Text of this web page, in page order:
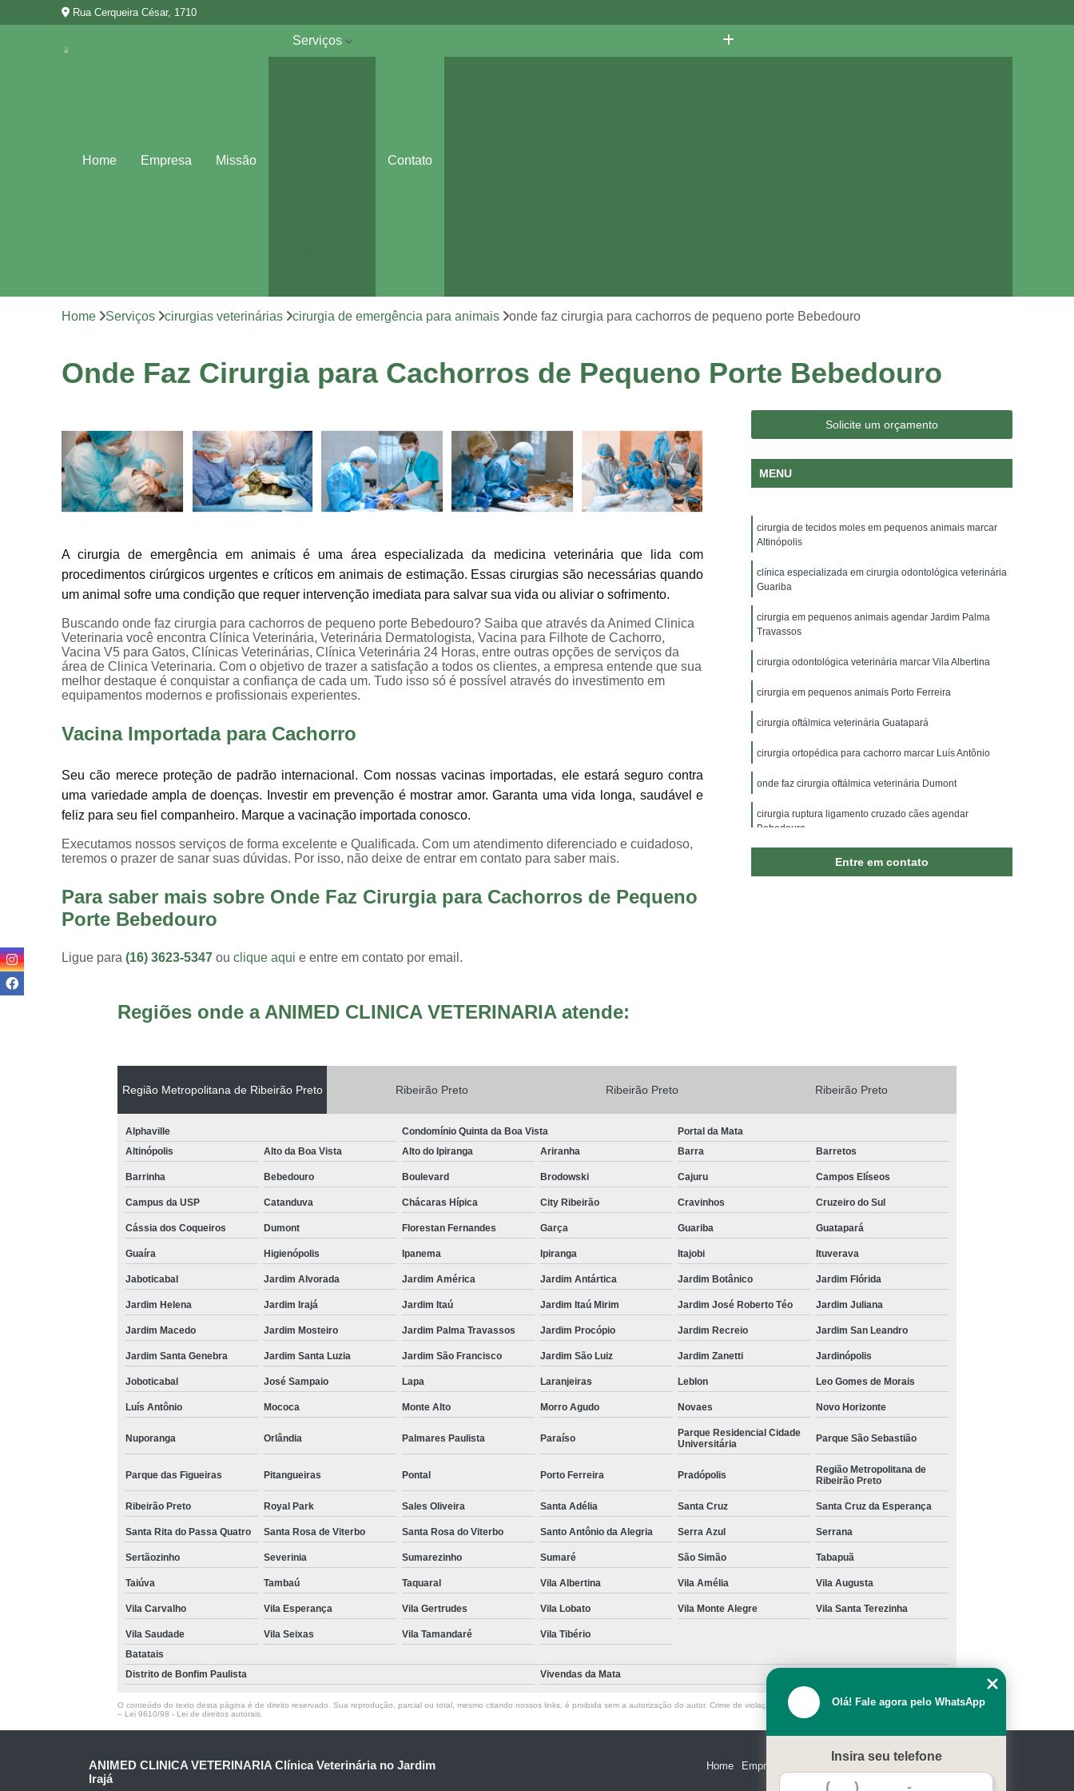
Rua Cerqueira César, 1710
Home Empresa Missão
Serviços
Vacina para
Contato
Clínica Veterinária Perto de Mim
Clínica Veterinária Próximo de Mim
Consulta de Veterinário
Consulta Dermatologia Veterinária
Consulta Medico Veterinario
Consulta Veterinária para Gatos
Consulta Veterinária Sumaré
Veterinária Dermatologista
Veterinária Neurologista
Veterinária Oftalmologista
Veterinária Oncologista
Veterinário Gastroenterologista Sumaré
Veterinário Hematologista
Veterinário Nutrólogo
Veterinário Ortopedista
Ecocardiograma Veterinário
Exame de Urina Veterinário
Exame Ortopedico Veterinário
Exame Veterinário
Exame Veterinário Jardim Irajá
Exames Laboratoriais Pet
Exames Laboratoriais Veterinários
Raio X Veterinário
Internação 24 Horas para Animais
Internação para Animais
Internação para Animais Jardim Irajá
Internação para Cachorros
Internação para Cães
Internação para Cães e Gatos
Internação para Gato
Internação para Gatos
Internação para Pet
Internação Veterinária 24 Horas
Vacina Importada para Cachorro
Vacina para Animal Jardim Irajá
Vacina para Animal Sumaré
Home Serviços cirurgias veterinárias cirurgia de emergência para animais onde faz cirurgia para cachorros de pequeno porte Bebedouro
Onde Faz Cirurgia para Cachorros de Pequeno Porte Bebedouro
A cirurgia de emergência em animais é uma área especializada da medicina veterinária que lida com
procedimentos cirúrgicos urgentes e críticos em animais de estimação. Essas cirurgias são necessárias quando
um animal sofre uma condição que requer intervenção imediata para salvar sua vida ou aliviar o sofrimento.
Buscando onde faz cirurgia para cachorros de pequeno porte Bebedouro? Saiba que através da Animed Clinica
Veterinaria você encontra Clínica Veterinária, Veterinária Dermatologista, Vacina para Filhote de Cachorro,
Vacina V5 para Gatos, Clínicas Veterinárias, Clínica Veterinária 24 Horas, entre outras opções de serviços da
área de Clinica Veterinaria. Com o objetivo de trazer a satisfação a todos os clientes, a empresa entende que sua
melhor destaque é conquistar a confiança de cada um. Tudo isso só é possível através do investimento em
equipamentos modernos e profissionais experientes.
Vacina Importada para Cachorro
Seu cão merece proteção de padrão internacional. Com nossas vacinas importadas, ele estará seguro contra
uma variedade ampla de doenças. Investir em prevenção é mostrar amor. Garanta uma vida longa, saudável e
feliz para seu fiel companheiro. Marque a vacinação importada conosco.
Executamos nossos serviços de forma excelente e Qualificada. Com um atendimento diferenciado e cuidadoso,
teremos o prazer de sanar suas dúvidas. Por isso, não deixe de entrar em contato para saber mais.
Para saber mais sobre Onde Faz Cirurgia para Cachorros de Pequeno
Porte Bebedouro
Ligue para(16) 3623-5347ouclique aqui e entre em contato por email.
Solicite um orçamento
MENU
cirurgia de tecidos moles em pequenos animais marcar
Altinópolis
clínica especializada em cirurgia odontológica veterinária
Guariba
cirurgia em pequenos animais agendar Jardim Palma
Travassos
cirurgia odontológica veterinária marcar Vila Albertina
cirurgia em pequenos animais Porto Ferreira
cirurgia oftálmica veterinária Guatapará
cirurgia ortopédica para cachorro marcar Luís Antônio
onde faz cirurgia oftálmica veterinária Dumont
cirurgia ruptura ligamento cruzado cães agendar
Bebedouro
clínica especializada em cirurgia em pequenos animais
Entre em contato
Regiões onde a ANIMED CLINICA VETERINARIA atende:
Região Metropolitana de Ribeirão Preto Ribeirão Preto Ribeirão Preto Ribeirão Preto
Alphaville Condomínio Quinta da Boa Vista
Portal da Mata
Altinópolis
Alto da Boa Vista Alto do Ipiranga Ariranha Barra Barretos
Barrinha Bebedouro Boulevard Brodowski Cajuru Campos Elíseos
Campus da USP Catanduva Chácaras Hípica City Ribeirão Cravinhos Cruzeiro do Sul
Cássia dos Coqueiros Dumont Florestan Fernandes Garça Guariba Guatapará
Guaíra Higienópolis Ipanema Ipiranga Itajobi Ituverava
Jaboticabal Jardim Alvorada Jardim América Jardim Antártica Jardim Botânico Jardim Flórida
Jardim Helena Jardim Irajá Jardim Itaú Jardim Itaú Mirim Jardim José Roberto Téo Jardim Juliana
Jardim Macedo Jardim Mosteiro Jardim Palma Travassos Jardim Procópio Jardim Recreio Jardim San Leandro
Jardim Santa Genebra Jardim Santa Luzia Jardim São Francisco Jardim São Luiz Jardim Zanetti Jardinópolis
Joboticabal José Sampaio Lapa Laranjeiras Leblon Leo Gomes de Morais
Luís Antônio Mococa Monte Alto Morro Agudo Novaes Novo Horizonte
Nuporanga Orlândia Palmares Paulista Paraíso
Parque Residencial Cidade
Universitária
Parque São Sebastião
Parque das Figueiras Pitangueiras Pontal Porto Ferreira Pradópolis
Região Metropolitana de
Ribeirão Preto
Ribeirão Preto Royal Park Sales Oliveira Santa Adélia Santa Cruz Santa Cruz da Esperança
Santa Rita do Passa Quatro Santa Rosa de Viterbo Santa Rosa do Viterbo Santo Antônio da Alegria Serra Azul Serrana
Sertãozinho Severinia Sumarezinho Sumaré São Simão Tabapuã
Taiúva Tambaú Taquaral Vila Albertina Vila Amélia Vila Augusta
Vila Carvalho Vila Esperança Vila Gertrudes Vila Lobato Vila Monte Alegre Vila Santa Terezinha
Vila Saudade Vila Seixas Vila Tamandaré
Vila Tibério
Batatais
Distrito de Bonfim Paulista
Vivendas da Mata
O conteúdo do texto desta página é de direito reservado. Sua reprodução, parcial ou total, mesmo citando nossos links, é proibida sem a autorização do autor. Crime de violação de direito autoral – artigo 184 do Código Penal
– Lei 9610/98 - Lei de direitos autorais.
ANIMED CLINICA VETERINARIA Clínica Veterinária no Jardim
Irajá
Home Empresa
Olá! Fale agora pelo WhatsApp
Insira seu telefone